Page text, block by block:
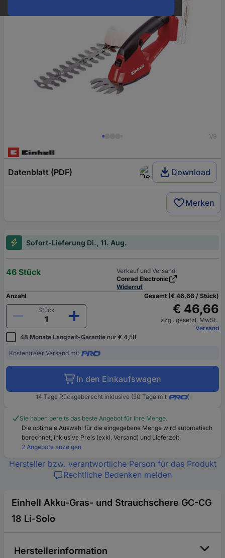
1/9
Datenblatt (PDF) Download
Merken
Sofort-Lieferung Di., 11. Aug.
46 Stück
Verkauf und Versand:
Conrad Electronic
Widerruf
Anzahl
Stück
Gesamt (€ 46,66 / Stück)
€ 46,66
zzgl. gesetzl. MwSt.
Versand
48 Monate Langzeit-Garantie nur € 4,58
Kostenfreier Versand mit
In den Einkaufswagen
14 Tage Rückgaberecht inklusive (30 Tage mit )
Sie haben bereits das beste Angebot für Ihre Menge.
Die optimale Auswahl für die eingegebene Menge wird automatisch
berechnet, inklusive Preis (exkl. Versand) und Lieferzeit.
2 Angebote anzeigen
Hersteller bzw. verantwortliche Person für das Produkt
Rechtliche Bedenken melden
Einhell Akku-Gras- und Strauchschere GC-CG
18 Li-Solo
Herstellerinformation